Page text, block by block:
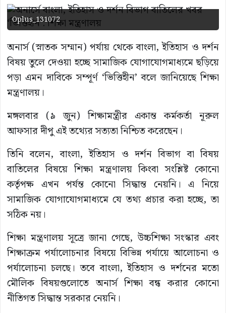
Oplus_131072
অনার্স (স্নাতক সম্মান) পর্যায় থেকে বাংলা, ইতিহাস ও দর্শন
বিষয় তুলে দেওয়া হচ্ছে সামাজিক যোগাযোগমাধ্যমে ছড়িয়ে
পড়া এমন দাবিকে সম্পূর্ণ ‘ভিত্তিহীন’ বলে জানিয়েছে শিক্ষা
মন্ত্রণালয়।
মঙ্গলবার (৯ জুন) শিক্ষামন্ত্রীর একান্ত কর্মকর্তা নূরুল
আফসার দীপু এই তথ্যের সত্যতা নিশ্চিত করেছেন।
তিনি বলেন, বাংলা, ইতিহাস ও দর্শন বিভাগ বা বিষয়
বাতিলের বিষয়ে শিক্ষা মন্ত্রণালয় কিংবা সংশ্লিষ্ট কোনো
কর্তৃপক্ষ এখন পর্যন্ত কোনো সিদ্ধান্ত নেয়নি। এ নিয়ে
সামাজিক যোগাযোগমাধ্যমে যে তথ্য প্রচার করা হচ্ছে, তা
সঠিক নয়।
শিক্ষা মন্ত্রণালয় সূত্রে জানা গেছে, উচ্চশিক্ষা সংস্কার এবং
শিক্ষাক্রম পর্যালোচনার বিষয়ে বিভিন্ন পর্যায়ে আলোচনা ও
পর্যালোচনা চলছে। তবে বাংলা, ইতিহাস ও দর্শনের মতো
মৌলিক বিষয়গুলোতে অনার্স শিক্ষা বন্ধ করার কোনো
নীতিগত সিদ্ধান্ত সরকার নেয়নি।